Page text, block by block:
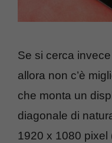
Se si cerca
allora non c’è
che monta un
diagonale di
1920 x 1080 pixel